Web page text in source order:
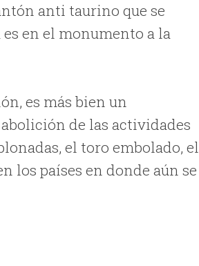
anti taurino que se
en el monumento a la
es más bien un
de las actividades
el toro embolado, el
los países en donde aún se